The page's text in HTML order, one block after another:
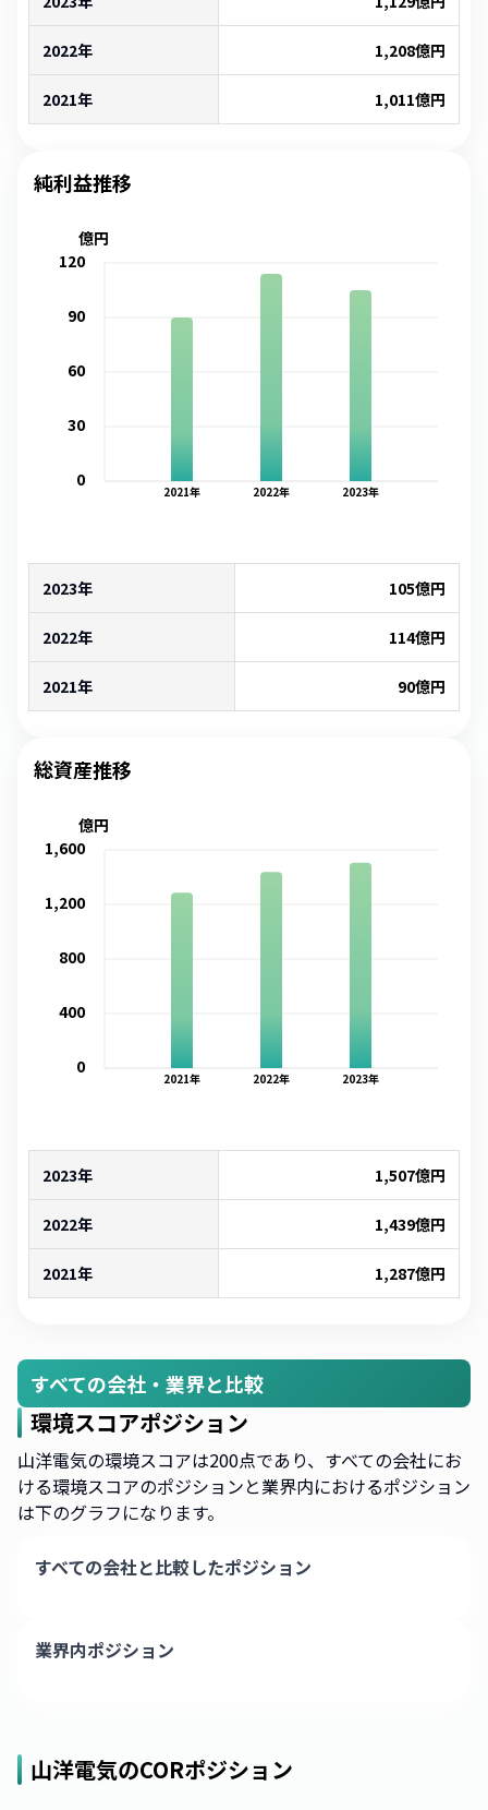
2022年 1,208億円
2021年 1,011億円
純利益推移
2021年 2022年 2023年
0
30
60
90
120
億円
2023年 105億円
2022年 114億円
2021年 90億円
総資産推移
2021年 2022年 2023年
0
400
800
1,200
1,600
億円
2023年 1,507億円
2022年 1,439億円
2021年 1,287億円
すべての会社・業界と比較
環境スコアポジション
山洋電気の環境スコアは200点であり、すべての会社にお
ける環境スコアのポジションと業界内におけるポジション
は下のグラフになります。
すべての会社と比較したポジション
業界内ポジション
山洋電気のCORポジション